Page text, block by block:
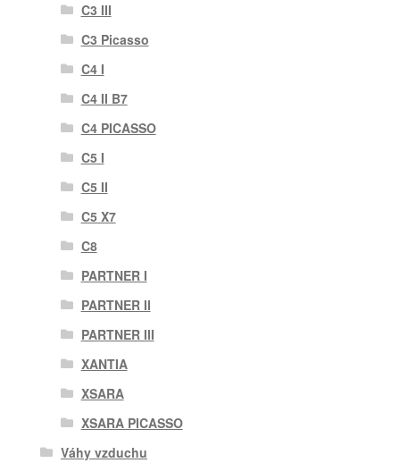
C3 III
C3 Picasso
C4 I
C4 II B7
C4 PICASSO
C5 I
C5 II
C5 X7
C8
PARTNER I
PARTNER II
PARTNER III
XANTIA
XSARA
XSARA PICASSO
Váhy vzduchu